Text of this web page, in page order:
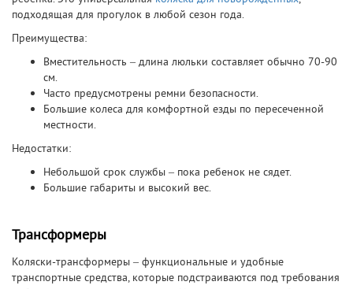
подходящая для прогулок в любой сезон года.
Преимущества:
Вместительность – длина люльки составляет обычно 70-90
см.
Часто предусмотрены ремни безопасности.
Большие колеса для комфортной езды по пересеченной
местности.
Недостатки:
Небольшой срок службы – пока ребенок не сядет.
Большие габариты и высокий вес.
Трансформеры
Коляски-трансформеры – функциональные и удобные
транспортные средства, которые подстраиваются под требования